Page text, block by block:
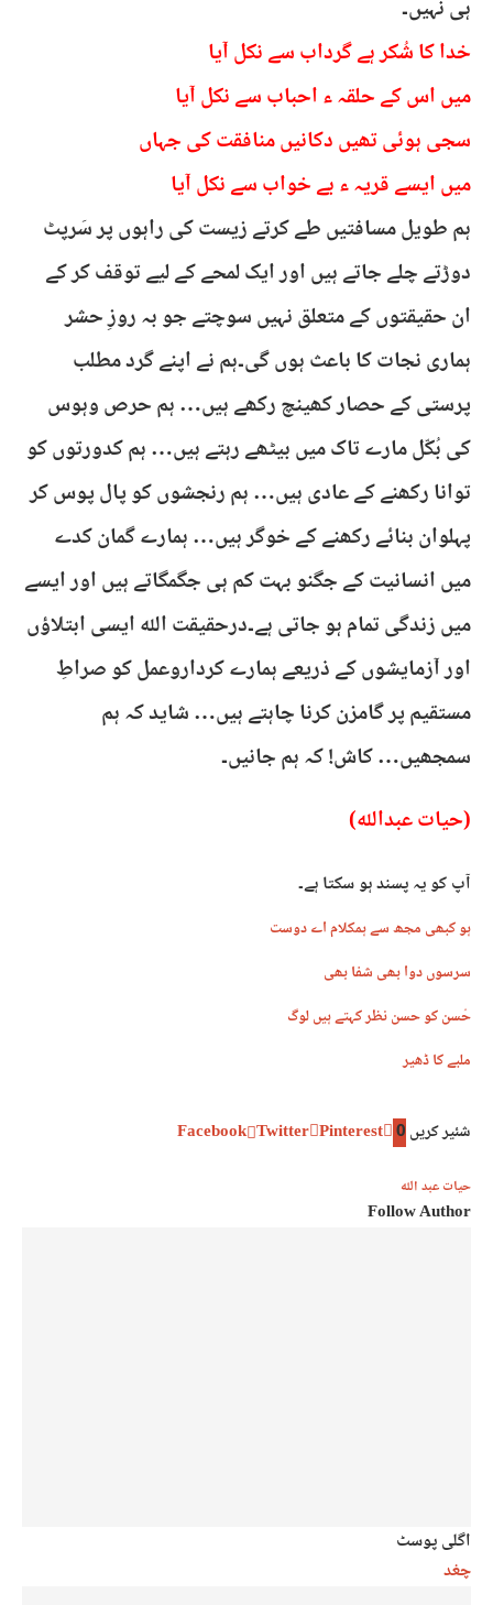
ہی نہیں۔
خدا کا شُکر ہے گرداب سے نکل آیا
میں اس کے حلقہ ء احباب سے نکل آیا
سجی ہوئی تھیں دکانیں منافقت کی جہاں
میں ایسے قریہ ء بے خواب سے نکل آیا
ہم طویل مسافتیں طے کرتے زیست کی راہوں پر سَرپٹ
دوڑتے چلے جاتے ہیں اور ایک لمحے کے لیے توقف کر کے
ان حقیقتوں کے متعلق نہیں سوچتے جو بہ روزِ حشر
ہماری نجات کا باعث ہوں گی۔ہم نے اپنے گرد مطلب
پرستی کے حصار کھینچ رکھے ہیں… ہم حرص وہوس
کی بُکّل مارے تاک میں بیٹھے رہتے ہیں… ہم کدورتوں کو
توانا رکھنے کے عادی ہیں… ہم رنجشوں کو پال پوس کر
پہلوان بنائے رکھنے کے خوگر ہیں… ہمارے گمان کدے
میں انسانیت کے جگنو بہت کم ہی جگمگاتے ہیں اور ایسے
میں زندگی تمام ہو جاتی ہے۔درحقیقت اللہ ایسی ابتلاؤں
اور آزمایشوں کے ذریعے ہمارے کرداروعمل کو صراطِ
مستقیم پر گامزن کرنا چاہتے ہیں… شاید کہ ہم
سمجھیں… کاش! کہ ہم جانیں۔
(حیات عبداللہ)
آپ کو یہ پسند ہو سکتا ہے۔
ہو کبھی مجھ سے ہمکلام اے دوست
سرسوں دوا بھی شفا بھی
حُسن کو حسن نظر کہتے ہیں لوگ
ملبے کا ڈھیر
شئیر کریں0
Facebook Twitter Pinterest
حیات عبد اللہ
Follow Author
اگلی پوسٹ
چغد